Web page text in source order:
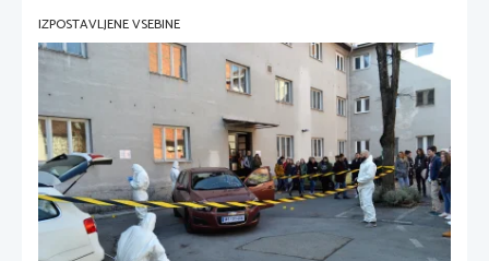
IZPOSTAVLJENE VSEBINE